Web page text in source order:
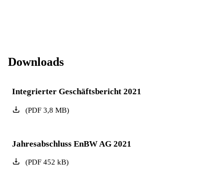
Downloads
Integrierter Geschäftsbericht 2021
(PDF3,8 MB)
Jahresabschluss EnBW AG 2021
(PDF452 kB)